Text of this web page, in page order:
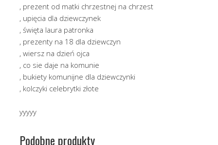
, prezent od matki chrzestnej na chrzest
, upięcia dla dziewczynek
, święta laura patronka
, prezenty na 18 dla dziewczyn
, wiersz na dzień ojca
, co sie daje na komunie
, bukiety komunijne dla dziewczynki
, kolczyki celebrytki złote
yyyyy
Podobne produkty